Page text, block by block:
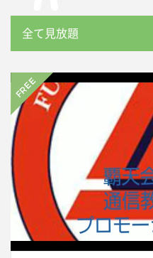
全て見放題